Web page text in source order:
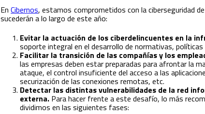
EnCibernos, estamos comprometidos con la ciberseguridad
sucederán a lo largo de este año:
Evitar la actuación de los ciberdelincuentes en la
soporte integral en el desarrollo de normativas,
Facilitar la transición de las compañías y los
las empresas deben estar preparadas para afrontar la
ataque, el control insuficiente del acceso a las
securización de las conexiones remotas, etc.
Detectar las distintas vulnerabilidades de la red
externa. Para hacer frente a este desafío, lo más
dividimos en las siguientes fases: